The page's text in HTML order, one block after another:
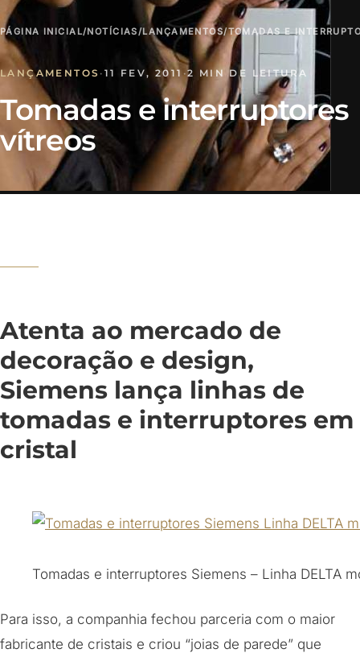
PÁGINA INICIAL/NOTÍCIAS/LANÇAMENTOS/TOMADAS E
LANÇAMENTOS · 11 FEV, 2011 ·2 MIN DE LEITURA
Tomadas e interruptores
vítreos
Atenta ao mercado de
decoração e design,
Siemens lança linhas de
tomadas e interruptores em
cristal
Tomadas e interruptores Siemens – Linha DELTA
Para isso, a companhia fechou parceria com o maior
fabricante de cristais e criou “joias de parede” que